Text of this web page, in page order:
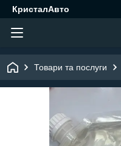
КристалАвто
Товари та послуги